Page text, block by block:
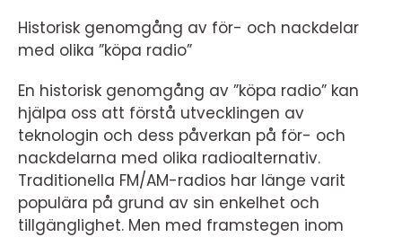
Historisk genomgång av för- och nackdelar
med olika ”köpa radio”
En historisk genomgång av ”köpa radio” kan
hjälpa oss att förstå utvecklingen av
teknologin och dess påverkan på för- och
nackdelarna med olika radioalternativ.
Traditionella FM/AM-radios har länge varit
populära på grund av sin enkelhet och
tillgänglighet. Men med framstegen inom